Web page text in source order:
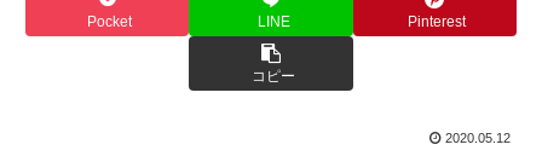
Pocket LINE Pinterest
コピー
2020.05.12